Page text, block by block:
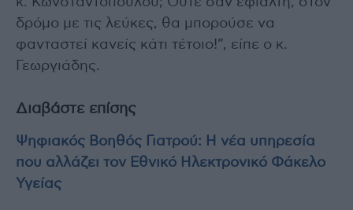
δρόμο με τις λεύκες, θα μπορούσε να
φανταστεί κανείς κάτι τέτοιο!”, είπε ο κ.
Γεωργιάδης.
Διαβάστε επίσης
Ψηφιακός Βοηθός Γιατρού: Η νέα υπηρεσία
που αλλάζει τον Εθνικό Ηλεκτρονικό Φάκελο
Υγείας